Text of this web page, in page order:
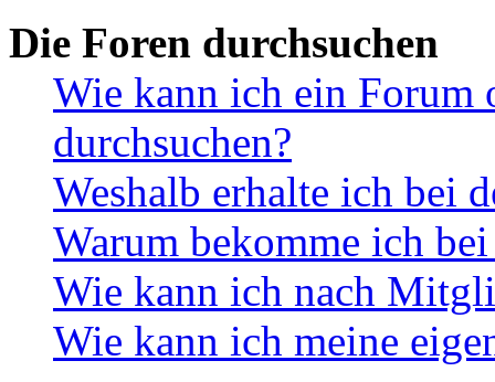
Die Foren durchsuchen
Wie kann ich ein Forum
durchsuchen?
Weshalb erhalte ich bei
Warum bekomme ich
Wie kann ich nach
Wie kann ich meine